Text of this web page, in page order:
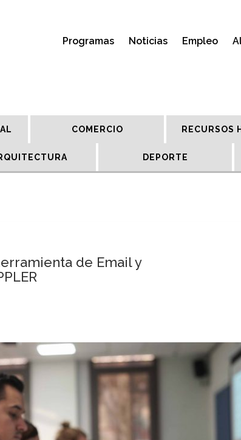
Programas Noticias Empleo
COMERCIO RECURSOS
DEPORTE
de Email y